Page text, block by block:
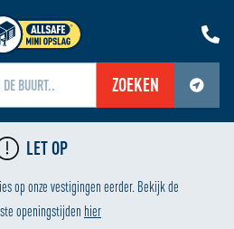
ZOEKEN
Jouw locatiediensten zijn uitgeschakeld.
locatiediensten in om deze functie te gebruiken.
LET OP
op onze vestigingen eerder. Bekijk de
openingstijden hier